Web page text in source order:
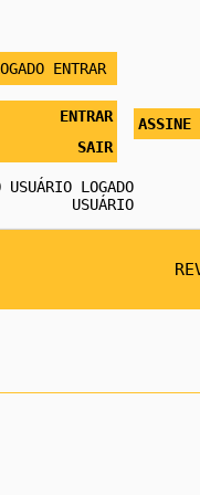
ENTRAR
ENTRAR
SAIR
USUÁRIO
ASSINE